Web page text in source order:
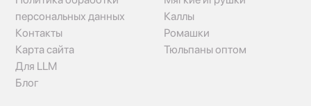
персональных данных
Контакты
Карта сайта
Для LLM
Блог
Каллы
Ромашки
Тюльпаны оптом